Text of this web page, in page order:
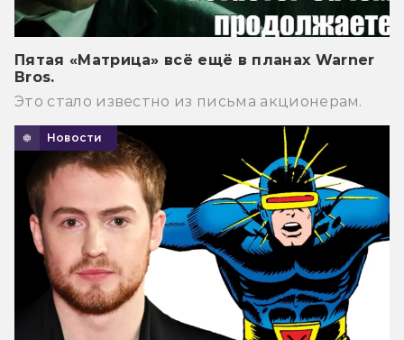
Пятая «Матрица» всё ещё в планах Warner
Bros.
Это стало известно из письма акционерам.
Новости